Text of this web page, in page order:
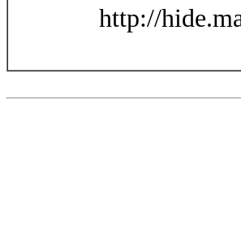
http://